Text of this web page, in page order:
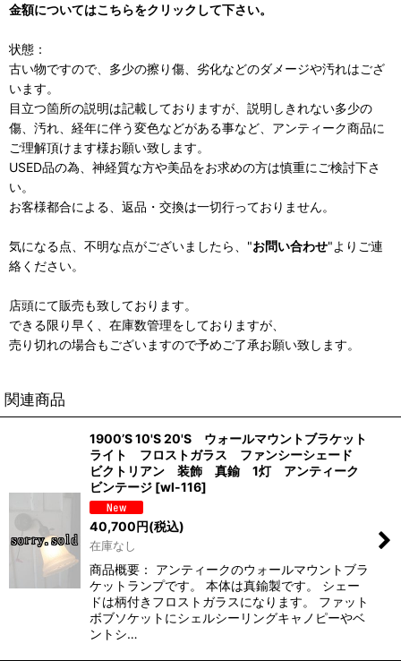
金額についてはこちらをクリックして下さい。
状態：
古い物ですので、多少の擦り傷、劣化などのダメージや汚れはござ
います。
目立つ箇所の説明は記載しておりますが、説明しきれない多少の
傷、汚れ、経年に伴う変色などがある事など、アンティーク商品に
ご理解頂けます様お願い致します。
USED品の為、神経質な方や美品をお求めの方は慎重にご検討下さ
い。
お客様都合による、返品・交換は一切行っておりません。
気になる点、不明な点がございましたら、"お問い合わせ"よりご連
絡ください。
店頭にて販売も致しております。
できる限り早く、在庫数管理をしておりますが、
売り切れの場合もございますので予めご了承お願い致します。
関連商品
1900’S 10'S 20'S ウォールマウントブラケット
ライト フロストガラス ファンシーシェード
ビクトリアン 装飾 真鍮 1灯 アンティーク
ビンテージ [wl-116]
40,700円(税込)
在庫なし
商品概要： アンティークのウォールマウントブラ
ケットランプです。 本体は真鍮製です。 シェー
ドは柄付きフロストガラスになります。 ファット
ボブソケットにシェルシーリングキャノピーやベ
ントシ…